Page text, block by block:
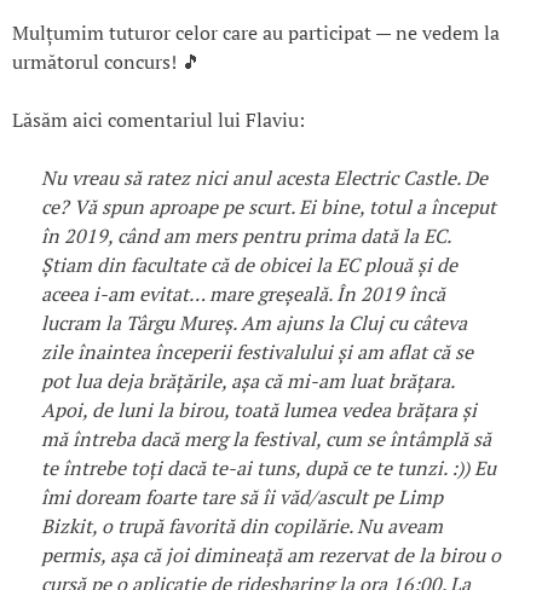
Mulțumim tuturor celor care au participat — ne vedem la
următorul concurs! 🎵
Lăsăm aici comentariul lui Flaviu:
Nu vreau să ratez nici anul acesta Electric Castle. De
ce? Vă spun aproape pe scurt. Ei bine, totul a început
în 2019, când am mers pentru prima dată la EC.
Știam din facultate că de obicei la EC plouă și de
aceea i-am evitat… mare greșeală. În 2019 încă
lucram la Târgu Mureș. Am ajuns la Cluj cu câteva
zile înaintea începerii festivalului și am aflat că se
pot lua deja brățările, așa că mi-am luat brățara.
Apoi, de luni la birou, toată lumea vedea brățara și
mă întreba dacă merg la festival, cum se întâmplă să
te întrebe toți dacă te-ai tuns, după ce te tunzi. :)) Eu
îmi doream foarte tare să îi văd/ascult pe Limp
Bizkit, o trupă favorită din copilărie. Nu aveam
permis, așa că joi dimineață am rezervat de la birou o
cursă pe o aplicație de ridesharing la ora 16:00. La